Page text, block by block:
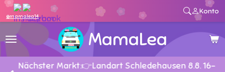
@mamalea14
Konto
Zum
Hauptinhalt
springen
MamaLea
Nächster Markt:👉Landart Schledehausen 8.8. 16-